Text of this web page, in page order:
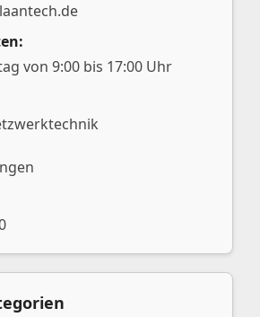
von 9:00 bis 17:00 Uhr